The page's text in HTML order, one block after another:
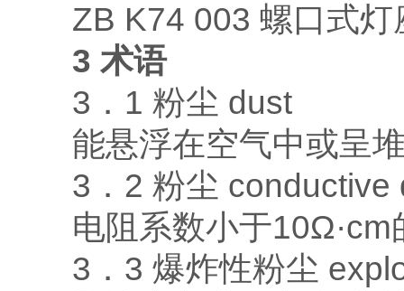
ZB K74 003 螺口式灯
3 术语
3．1 粉尘 dust
能悬浮在空气中或呈
3．2 粉尘 conductive
电阻系数小于10Ω·cm
3．3 爆炸性粉尘